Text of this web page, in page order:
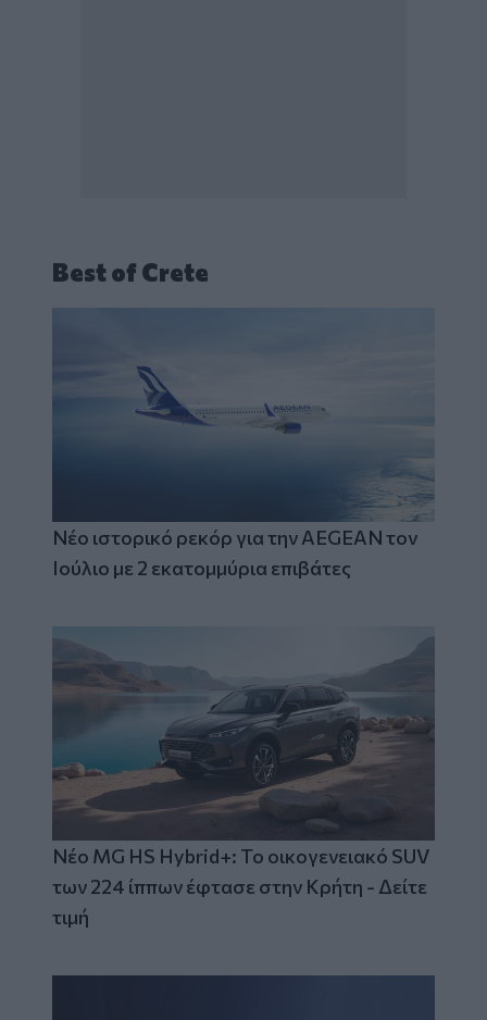
Best of Crete
Νέο ιστορικό ρεκόρ για την AEGEAN τον
Ιούλιο με 2 εκατομμύρια επιβάτες
Νέο MG HS Hybrid+: Το οικογενειακό SUV
των 224 ίππων έφτασε στην Κρήτη - Δείτε
τιμή